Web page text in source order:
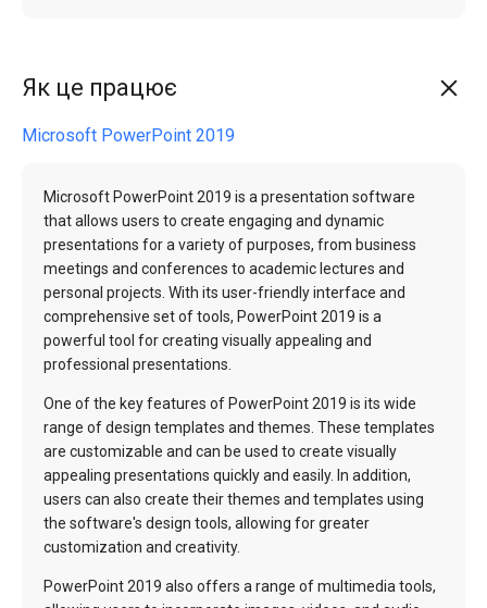
Як це працює
Microsoft PowerPoint 2019
Microsoft PowerPoint 2019 is a presentation software
that allows users to create engaging and dynamic
presentations for a variety of purposes, from business
meetings and conferences to academic lectures and
personal projects. With its user-friendly interface and
comprehensive set of tools, PowerPoint 2019 is a
powerful tool for creating visually appealing and
professional presentations.
One of the key features of PowerPoint 2019 is its wide
range of design templates and themes. These templates
are customizable and can be used to create visually
appealing presentations quickly and easily. In addition,
users can also create their themes and templates using
the software's design tools, allowing for greater
customization and creativity.
PowerPoint 2019 also offers a range of multimedia tools,